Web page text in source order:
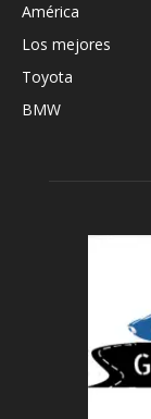
América
Los mejores
Toyota
BMW